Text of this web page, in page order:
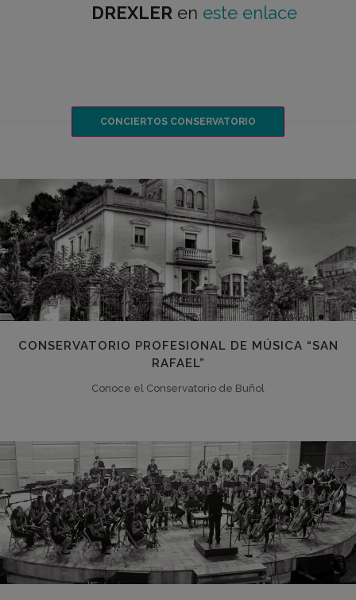
DREXLER en este enlace
CONCIERTOS CONSERVATORIO
CONSERVATORIO PROFESIONAL DE MÚSICA “SAN
RAFAEL”
Conoce el Conservatorio de Buñol